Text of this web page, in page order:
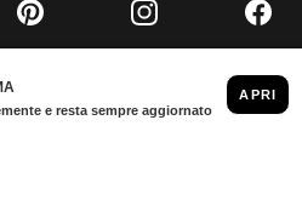
Pinterest Instagram
GMBH, 2026. TUTTI I DIRITTI RISERVATI
DATI AZIENDALI E LEGALI